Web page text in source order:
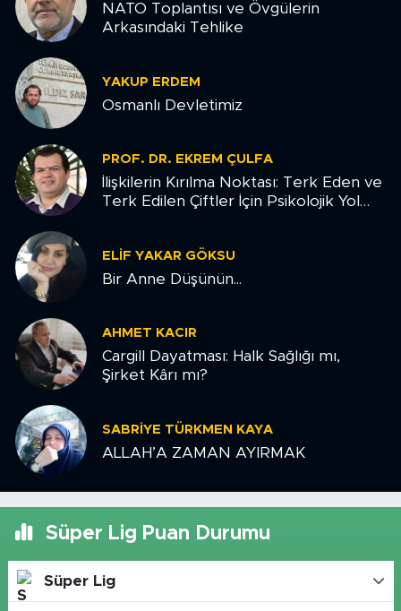
NATO Toplantısı ve Övgülerin
Arkasındaki Tehlike
YAKUP ERDEM
Osmanlı Devletimiz
PROF. DR. EKREM ÇULFA
İlişkilerin Kırılma Noktası: Terk Eden ve
Terk Edilen Çiftler İçin Psikolojik Yol
ELIF YAKAR GÖKSU
Bir Anne Düşünün...
AHMET KACIR
Cargill Dayatması: Halk Sağlığı mı,
Şirket Kârı mı?
SABRIYE TÜRKMEN KAYA
ALLAH’A ZAMAN AYIRMAK
Süper Lig Puan Durumu
Süper Lig